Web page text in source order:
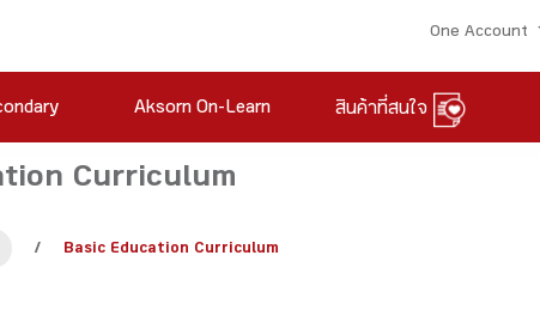
One Account
Aksorn On-Learn สินค้าที่สนใจ
Curriculum
/ Basic Education Curriculum